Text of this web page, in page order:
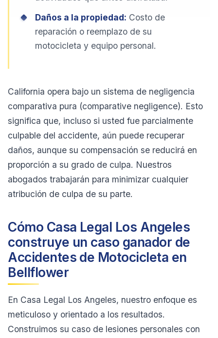
Daños a la propiedad: Costo de
reparación o reemplazo de su
motocicleta y equipo personal.
California opera bajo un sistema de negligencia
comparativa pura (comparative negligence). Esto
significa que, incluso si usted fue parcialmente
culpable del accidente, aún puede recuperar
daños, aunque su compensación se reducirá en
proporción a su grado de culpa. Nuestros
abogados trabajarán para minimizar cualquier
atribución de culpa de su parte.
Cómo Casa Legal Los Angeles
construye un caso ganador de
Accidentes de Motocicleta en
Bellflower
En Casa Legal Los Angeles, nuestro enfoque es
meticuloso y orientado a los resultados.
Construimos su caso de lesiones personales con